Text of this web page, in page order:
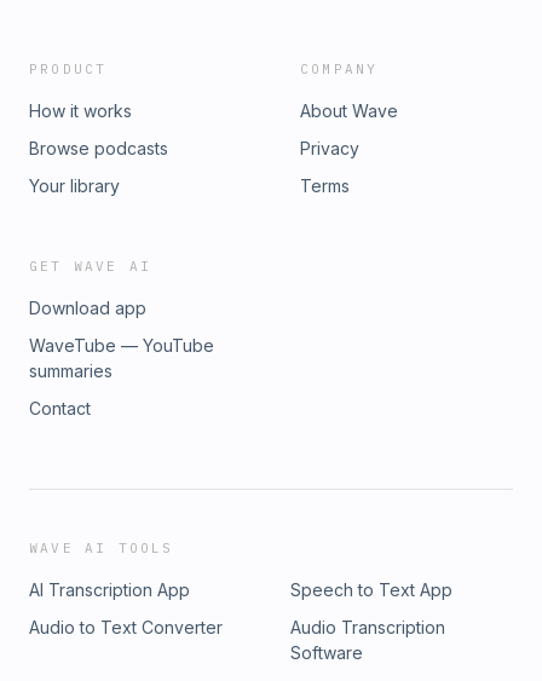
PRODUCT
How it works
Browse podcasts
Your library
COMPANY
About Wave
Privacy
Terms
GET WAVE AI
Download app
WaveTube — YouTube
summaries
Contact
WAVE AI TOOLS
AI Transcription App
Speech to Text App
Audio to Text Converter
Audio Transcription
Software